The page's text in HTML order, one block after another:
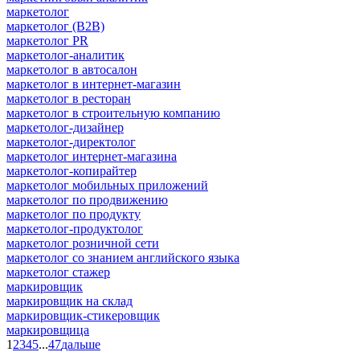
маркетолог
маркетолог (B2B)
маркетолог PR
маркетолог-аналитик
маркетолог в автосалон
маркетолог в интернет-магазин
маркетолог в ресторан
маркетолог в строительную компанию
маркетолог-дизайнер
маркетолог-директолог
маркетолог интернет-магазина
маркетолог-копирайтер
маркетолог мобильных приложений
маркетолог по продвижению
маркетолог по продукту
маркетолог-продуктолог
маркетолог розничной сети
маркетолог со знанием английского языка
маркетолог стажер
маркировщик
маркировщик на склад
маркировщик-стикеровщик
маркировщица
1 2345...47дальше